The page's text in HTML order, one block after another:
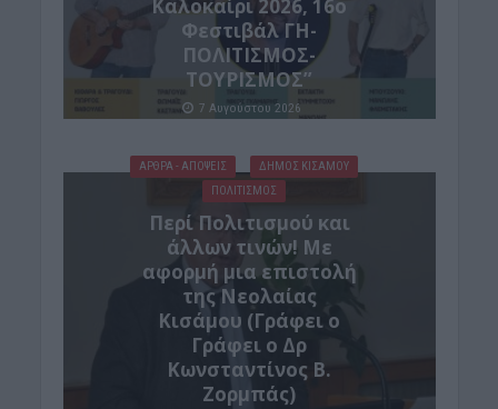
Καλοκαίρι 2026, 16ο
Φεστιβάλ ΓΗ-
ΠΟΛΙΤΙΣΜΟΣ-
ΤΟΥΡΙΣΜΟΣ”
7 Αυγούστου 2026
ΑΡΘΡΑ - ΑΠΟΨΕΙΣ
ΔΉΜΟΣ ΚΙΣΆΜΟΥ
ΠΟΛΙΤΙΣΜΟΣ
Περί Πολιτισμού και
άλλων τινών! Mε
αφορμή μια επιστολή
της Νεολαίας
Κισάμου (Γράφει ο
Γράφει ο Δρ
Κωνσταντίνος Β.
Ζορμπάς)